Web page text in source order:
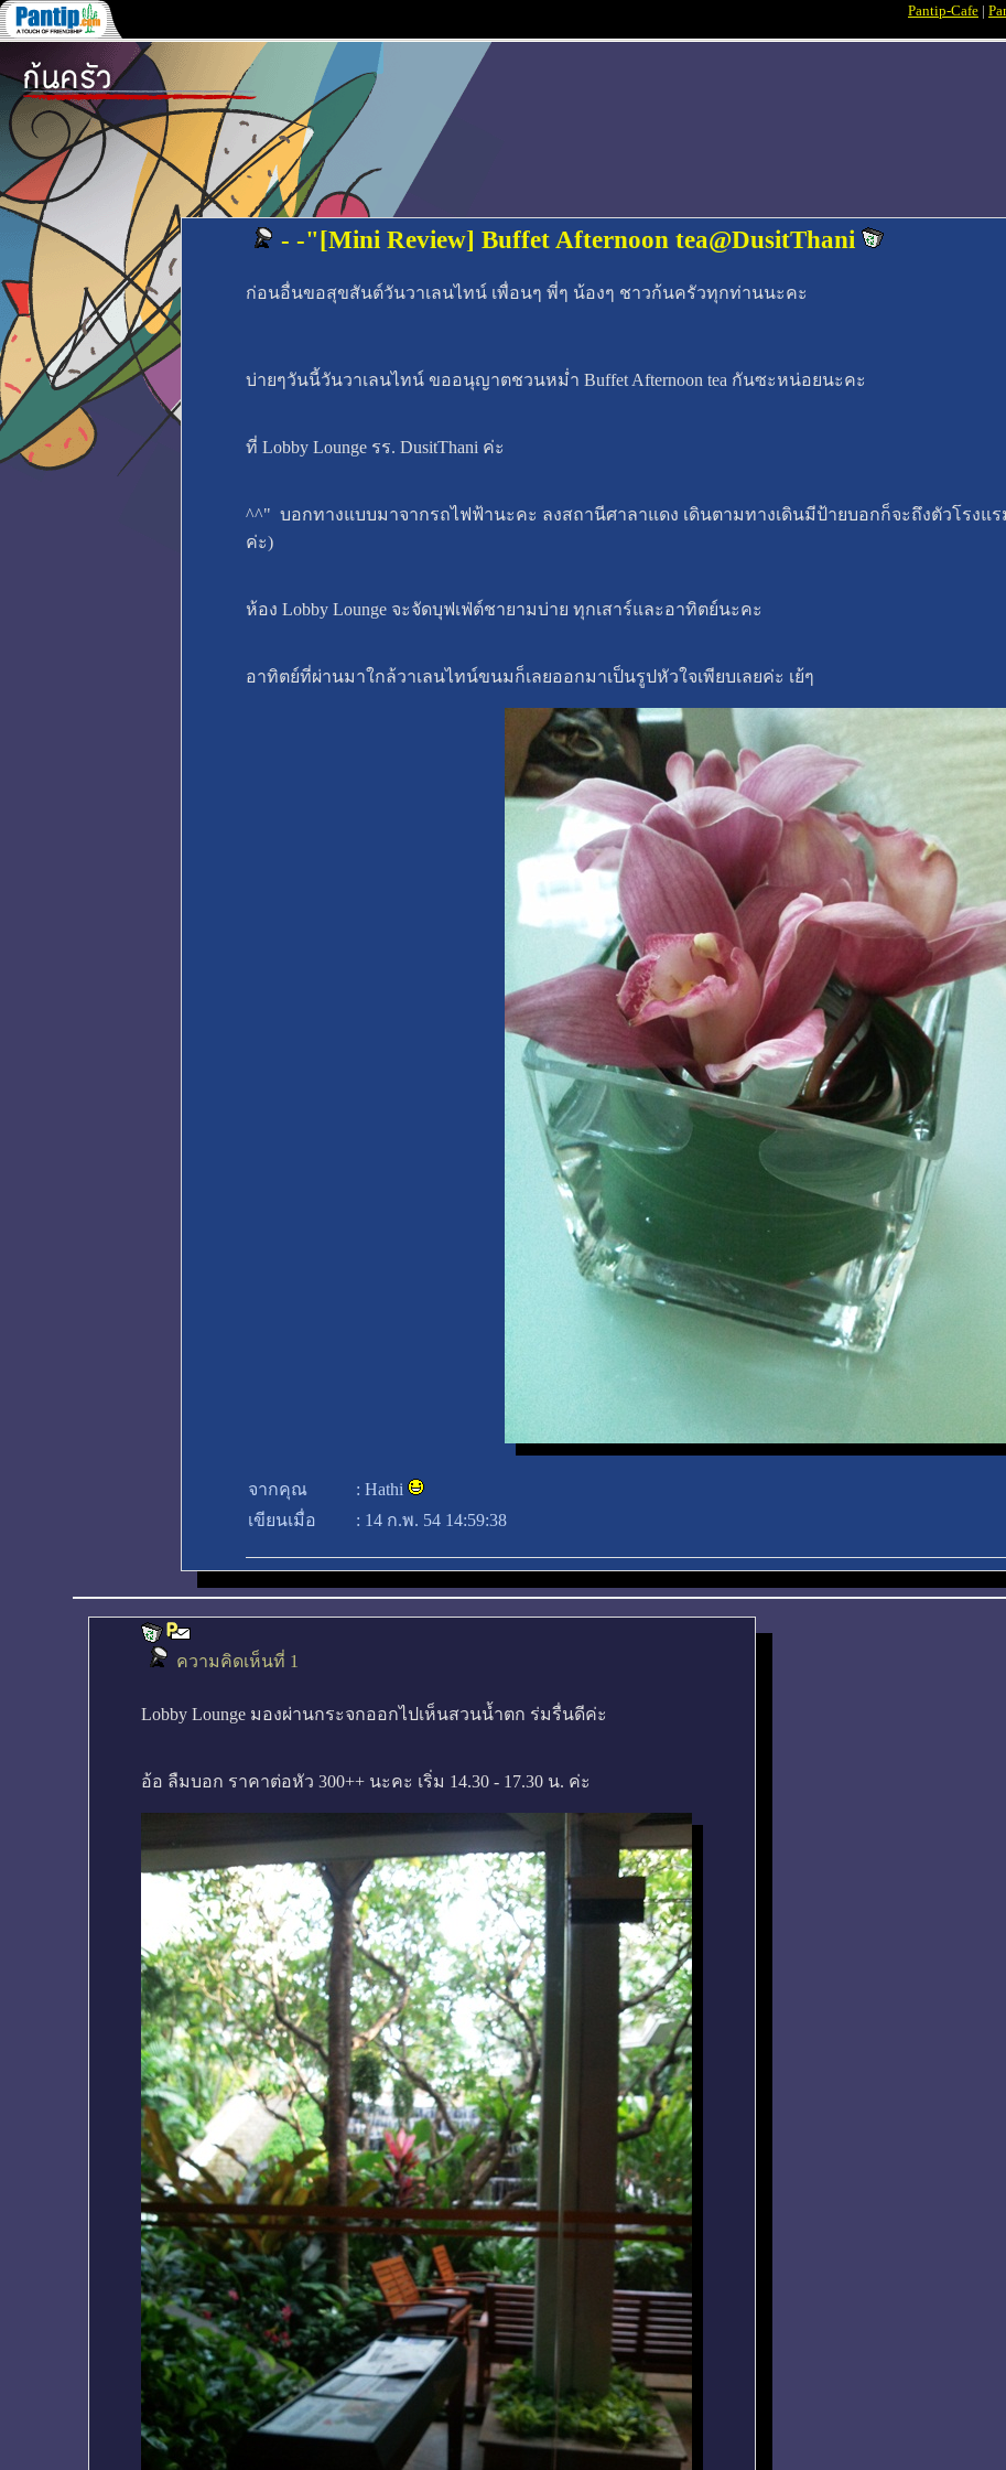
Pantip-Cafe |
- -"[Mini Review] Buffet Afternoon tea@DusitThani
ก่อนอื่นขอสุขสันต์วันวาเลนไทน์ เพื่อนๆ พี่ๆ น้องๆ ชาวก้นครัวทุกท่านนะคะ
บ่ายๆวันนี้วันวาเลนไทน์ ขออนุญาตชวนหม่ำ Buffet Afternoon tea กันซะหน่อยนะคะ
ที่ Lobby Lounge รร. DusitThani ค่ะ
^^" บอกทางแบบมาจากรถไฟฟ้านะคะ ลงสถานีศาลาแดง เดินตามทางเดินมีป้ายบอกก็จะถึงตัวโรงแ
ค่ะ)
ห้อง Lobby Lounge จะจัดบุฟเฟ่ต์ชายามบ่าย ทุกเสาร์และอาทิตย์นะคะ
อาทิตย์ที่ผ่านมาใกล้วาเลนไทน์ขนมก็เลยออกมาเป็นรูปหัวใจเพียบเลยค่ะ เย้ๆ
จากคุณ : Hathi
เขียนเมื่อ
: 14 ก.พ. 54 14:59:38
ความคิดเห็นที่ 1
Lobby Lounge มองผ่านกระจกออกไปเห็นสวนน้ำตก ร่มรื่นดีค่ะ
อ้อ ลืมบอก ราคาต่อหัว 300++ นะคะ เริ่ม 14.30 - 17.30 น. ค่ะ